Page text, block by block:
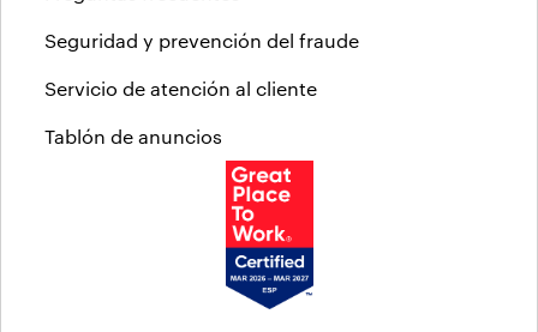
Seguridad y prevención del fraude
Servicio de atención al cliente
Tablón de anuncios